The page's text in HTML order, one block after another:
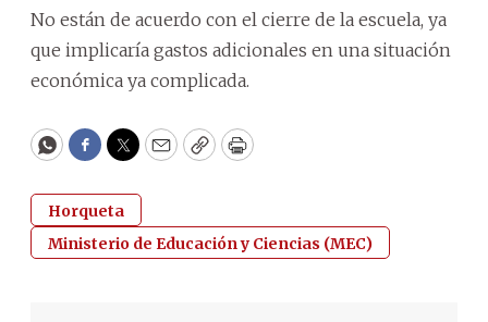
No están de acuerdo con el cierre de la escuela, ya
que implicaría gastos adicionales en una situación
económica ya complicada.
WhatsApp
Facebook
Twitter
EmailCopyPrint
Horqueta
Ministerio de Educación y Ciencias (MEC)